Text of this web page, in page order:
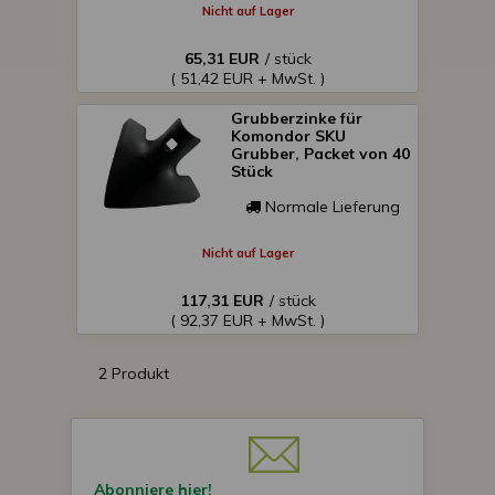
Nicht auf Lager
65,31 EUR / stück
( 51,42 EUR + MwSt. )
Grubberzinke für
Komondor SKU
Grubber, Packet von 40
Stück
Normale Lieferung
Nicht auf Lager
117,31 EUR / stück
( 92,37 EUR + MwSt. )
2 Produkt
Abonniere hier!